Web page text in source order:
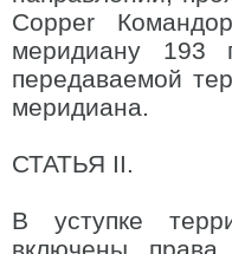
Copper
меридиану 193
передаваемой
меридиана.
СТАТЬЯ II.
В уступке